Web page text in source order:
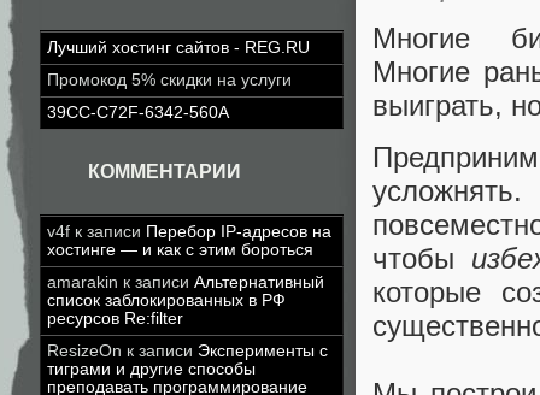
Лучший хостинг сайтов - REG.RU
Промокод 5% скидки на услуги
39CC-C72F-6342-560A
КОММЕНТАРИИ
v4f к записи Перебор IP-адресов на
хостинге — и как с этим бороться
amarakin к записи Альтернативный
список заблокированных в РФ
ресурсов Re:filter
ResizeOn к записи Эксперименты с
тиграми и другие способы
преподавать программирование
Многие
Многие
выиграть,
чтобы
которые